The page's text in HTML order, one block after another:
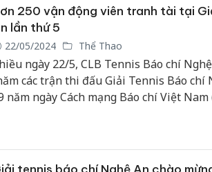
250 vận động viên tranh tài tại
lần thứ 5
22/05/2024 Thể Thao
ngày 22/5, CLB Tennis Báo chí
các trận thi đấu Giải Tennis Báo chí
năm ngày Cách mạng Báo chí Việt